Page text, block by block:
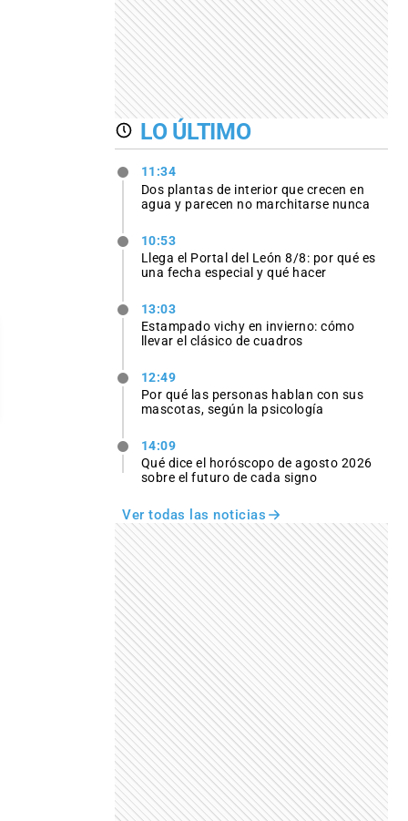
LO ÚLTIMO
11:34
Dos plantas de interior que crecen en
agua y parecen no marchitarse nunca
10:53
Llega el Portal del León 8/8: por qué es
una fecha especial y qué hacer
13:03
Estampado vichy en invierno: cómo
llevar el clásico de cuadros
12:49
Por qué las personas hablan con sus
mascotas, según la psicología
14:09
Qué dice el horóscopo de agosto 2026
sobre el futuro de cada signo
Ver todas las noticias